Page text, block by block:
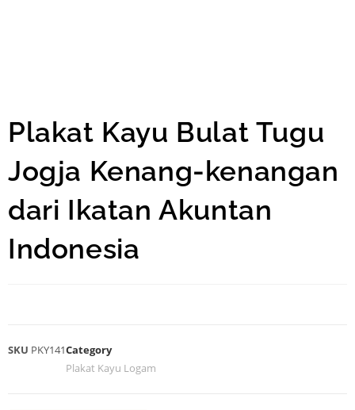
Plakat Kayu Bulat Tugu
Jogja Kenang-kenangan
dari Ikatan Akuntan
Indonesia
SKU PKY141Category
Plakat Kayu Logam